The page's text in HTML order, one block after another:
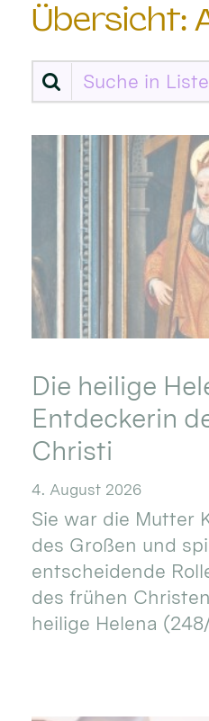
Übersicht:
Suche in Liste
Die heilige
Entdeckerin
Christi
4. August 2026
Sie war die Mutter
des Großen und
entscheidende
des frühen
heilige Helena